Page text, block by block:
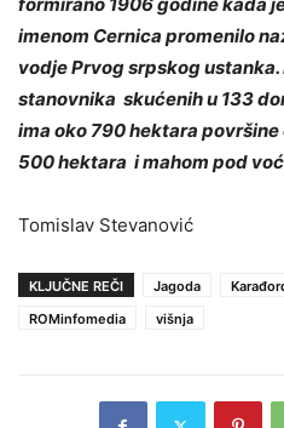
imenom Cernica promenilo
vodje Prvog srpskog
stanovnika skućenih u 133
ima oko 790 hektara
500 hektara i mahom pod
Tomislav Stevanović
KLJUČNE REČI Jagoda
ROMinfomedia
višnja